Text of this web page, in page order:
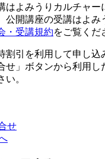
よみうりカルチャー
公開講座の受講はよみ
・受講規約をご覧くだ
引を利用して申し込
せ」ボタンから利用
い。
せ